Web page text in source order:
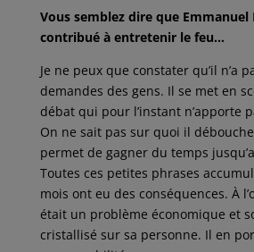
Vous semblez dire que Emmanuel
contribué à entretenir le feu…
Je ne peux que constater qu’il n’a
demandes des gens. Il se met en
débat qui pour l’instant n’apporte
On ne sait pas sur quoi il
permet de gagner du temps
Toutes ces petites phrases
mois ont eu des conséquences. À
était un problème économique et
cristallisé sur sa personne. Il en